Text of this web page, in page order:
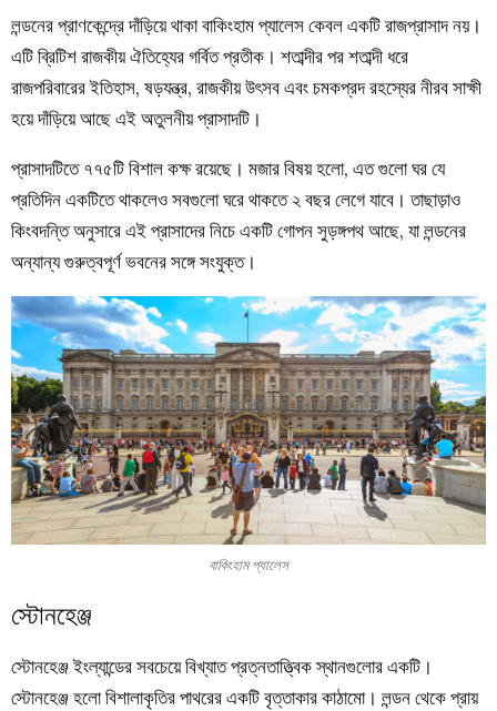
লন্ডনের প্রাণকেন্দ্রে দাঁড়িয়ে থাকা বাকিংহাম প্যালেস কেবল একটি রাজপ্রাসাদ নয়।
এটি ব্রিটিশ রাজকীয় ঐতিহ্যের গর্বিত প্রতীক। শতাব্দীর পর শতাব্দী ধরে
রাজপরিবারের ইতিহাস, ষড়যন্ত্র, রাজকীয় উৎসব এবং চমকপ্রদ রহস্যের নীরব সাক্ষী
হয়ে দাঁড়িয়ে আছে এই অতুলনীয় প্রাসাদটি।
প্রাসাদটিতে ৭৭৫টি বিশাল কক্ষ রয়েছে। মজার বিষয় হলো, এত গুলো ঘর যে
প্রতিদিন একটিতে থাকলেও সবগুলো ঘরে থাকতে ২ বছর লেগে যাবে। তাছাড়াও
কিংবদন্তি অনুসারে এই প্রাসাদের নিচে একটি গোপন সুড়ঙ্গপথ আছে, যা লন্ডনের
অন্যান্য গুরুত্বপূর্ণ ভবনের সঙ্গে সংযুক্ত।
বাকিংহাম প্যালেস
স্টোনহেঞ্জ
স্টোনহেঞ্জ ইংল্যান্ডের সবচেয়ে বিখ্যাত প্রত্নতাত্ত্বিক স্থানগুলোর একটি।
স্টোনহেঞ্জ হলো বিশালাকৃতির পাথরের একটি বৃত্তাকার কাঠামো। লন্ডন থেকে প্রায়